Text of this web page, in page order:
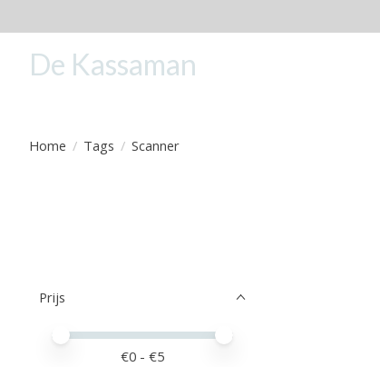
De Kassaman
Home / Tags / Scanner
Prijs
Minimale prijswaarde
Price maximum value
€0 - €5